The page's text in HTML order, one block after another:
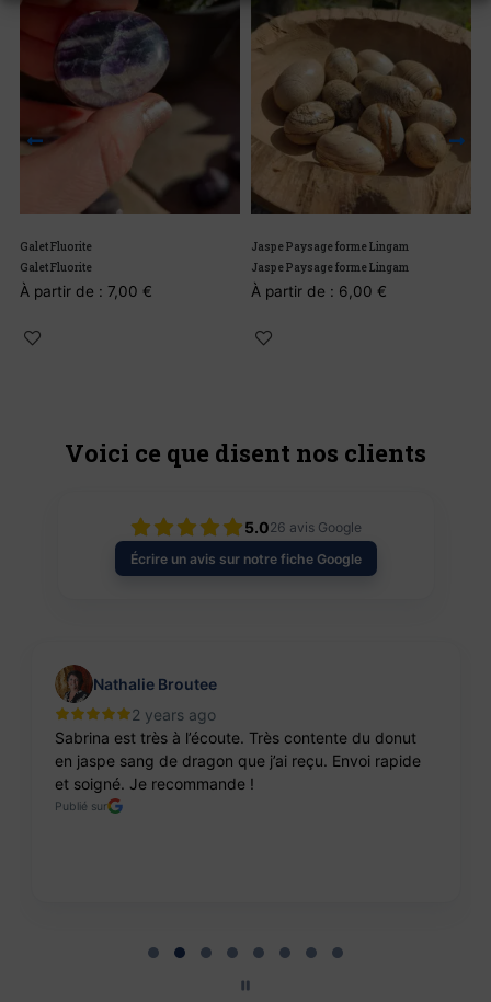
Galet Fluorite
Galet Fluorite
À partir de : 7,00 €
Jaspe Paysage forme Lingam
Jaspe Paysage forme Lingam
À partir de : 6,00 €
Voici ce que disent nos clients
5.026 avis Google
Écrire un avis sur notre fiche Google
Nathalie Broutee
2 years ago
Sabrina est très à l’écoute. Très contente du donut
en jaspe sang de dragon que j’ai reçu. Envoi rapide
et soigné. Je recommande !
Publié sur